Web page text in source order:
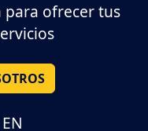
para ofrecer tus